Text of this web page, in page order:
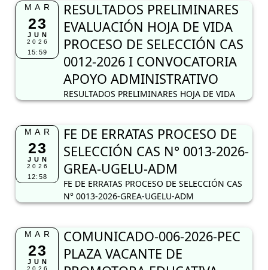
MAR
23
JUN
2026
15:59
RESULTADOS PRELIMINARES
EVALUACIÓN HOJA DE VIDA
PROCESO DE SELECCIÓN CAS
0012-2026 I CONVOCATORIA
APOYO ADMINISTRATIVO
RESULTADOS PRELIMINARES HOJA DE VIDA
MAR
23
JUN
2026
12:58
FE DE ERRATAS PROCESO DE
SELECCIÓN CAS N° 0013-2026-
GREA-UGELU-ADM
FE DE ERRATAS PROCESO DE SELECCIÓN CAS
N° 0013-2026-GREA-UGELU-ADM
MAR
23
JUN
2026
COMUNICADO-006-2026-PEC
PLAZA VACANTE DE